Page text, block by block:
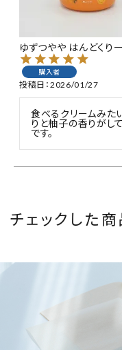
ゆずつやや はんどくり
購入者
投稿日 2026/01/27
食べるクリームみた
りと柚子の香りがし
です。
チェックした商